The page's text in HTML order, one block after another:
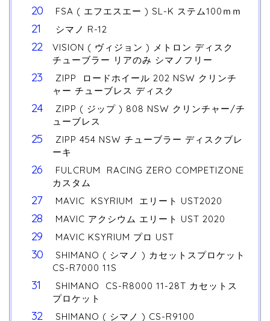
FSA ( エフエスエー ) SL-K ステム100ｍｍ
シマノ R-12
VISION ( ヴィジョン ) メトロン ディスク
チューブラー リアのみ シマノフリー
ZIPP ロードホイール 202 NSW クリンチ
ャー チューブレス ディスク
ZIPP ( ジップ ) 808 NSW クリンチャー/チ
ューブレス
ZIPP 454 NSW チューブラー ディスクブレ
ーキ
FULCRUM RACING ZERO COMPETIZONE
カスタム
MAVIC KSYRIUM エリート UST2020
MAVIC アクシウム エリート UST 2020
MAVIC KSYRIUM プロ UST
SHIMANO ( シマノ ) カセットスプロケット
CS-R7000 11S
SHIMANO CS-R8000 11-28T カセットス
プロケット
SHIMANO ( シマノ ) CS-R9100